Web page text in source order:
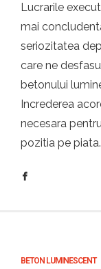
Lucrarile
mai
seriozitatea
care ne
betonului
Increderea
necesara
pozitia pe piata.
BETON LUMINESCENT